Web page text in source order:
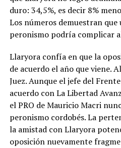
duro: 34,5%, es decir 8%
Los números demuestran
peronismo podría complicar
Llaryora confía en que la
de acuerdo el año que viene.
Juez. Aunque el jefe del
acuerdo con La Libertad
el PRO de Mauricio Macri
peronismo cordobés. La
la amistad con Llaryora
oposición nuevamente